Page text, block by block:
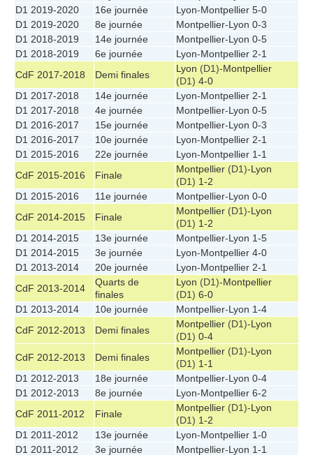
D1 2019-2020
16e journée Lyon-Montpellier 5-0
D1 2019-2020
8e journée Montpellier-Lyon 0-3
D1 2018-2019
14e journée Montpellier-Lyon 0-5
D1 2018-2019
6e journée Lyon-Montpellier 2-1
CdF 2017-2018
Demi finales
Lyon (D1)-Montpellier
(D1) 4-0
D1 2017-2018
14e journée Lyon-Montpellier 2-1
D1 2017-2018
4e journée Montpellier-Lyon 0-5
D1 2016-2017
15e journée Montpellier-Lyon 0-3
D1 2016-2017
10e journée Lyon-Montpellier 2-1
D1 2015-2016
22e journée Lyon-Montpellier 1-1
CdF 2015-2016
Finale
Montpellier (D1)-Lyon
(D1) 1-2
D1 2015-2016
11e journée Montpellier-Lyon 0-0
CdF 2014-2015
Finale
Montpellier (D1)-Lyon
(D1) 1-2
D1 2014-2015
13e journée Montpellier-Lyon 1-5
D1 2014-2015
3e journée Lyon-Montpellier 4-0
D1 2013-2014
20e journée Lyon-Montpellier 2-1
CdF 2013-2014
Quarts de
finales
Lyon (D1)-Montpellier
(D1) 6-0
D1 2013-2014
10e journée Montpellier-Lyon 1-4
CdF 2012-2013
Demi finales
Montpellier (D1)-Lyon
(D1) 0-4
CdF 2012-2013
Demi finales
Montpellier (D1)-Lyon
(D1) 1-1
D1 2012-2013
18e journée Montpellier-Lyon 0-4
D1 2012-2013
8e journée Lyon-Montpellier 6-2
CdF 2011-2012
Finale
Montpellier (D1)-Lyon
(D1) 1-2
D1 2011-2012
13e journée Lyon-Montpellier 1-0
D1 2011-2012
3e journée Montpellier-Lyon 1-1